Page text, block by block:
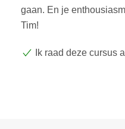
gaan. En je
Tim!
Ik raad deze cursus